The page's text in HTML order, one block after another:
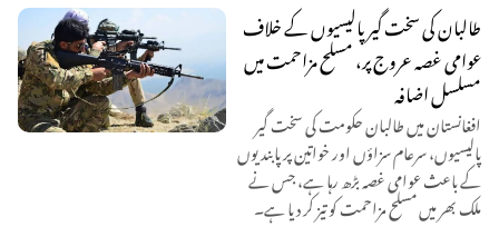
طالبان کی سخت گیر پالیسیوں کے خلاف
عوامی غصہ عروج پر، مسلح مزاحمت میں
مسلسل اضافہ
افغانستان میں طالبان حکومت کی سخت گیر
پالیسیوں، سرعام سزاؤں اور خواتین پر پابندیوں
کے باعث عوامی غصہ بڑھ رہا ہے، جس نے
ملک بھر میں مسلح مزاحمت کو تیز کر دیا ہے۔